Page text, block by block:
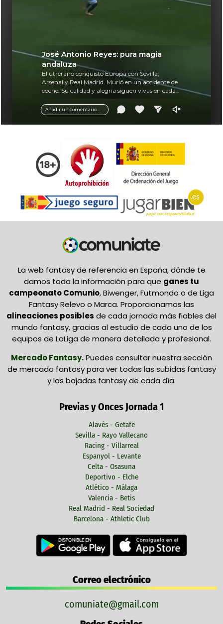
Añadir un comentario ...
José Antonio Reyes: pura magia
andaluza
El utrerano conquistó Europa con Sevilla,
Arsenal y Real Madrid. Murió en un accidente de
coche. Su calidad y alegría siguen vivas en cada
La web fantasy de referencia en España, dónde te
damos toda la información para que ganes tu
campeonato Comunio, Biwenger, Futmondo o de Liga
Fantasy Relevo o Marca. Proporcionamos las
alineaciones posibles de cada jornada más fiables del
mundo fantasy, gracias al estudio de cada uno de los
equipos de LaLiga de manera detallada y profesional.
Mercado Fantasy.Puedes consultar nuestra sección
de mercado fantasy para ver todas las subidas fantasy
y las bajadas fantasy de cada día.
Previas y Onces Jornada 1
Alavés - Getafe
Sevilla - Rayo Vallecano
Racing - Villarreal
Espanyol - Levante
Celta - Osasuna
Deportivo - Elche
Atlético - Málaga
Valencia - Betis
Real Madrid - Real Sociedad
Barcelona - Athletic Club
Correo electrónico
comuniate@gmail.com